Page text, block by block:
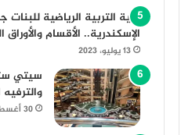
كلية التربية الرياضية للبنات
الإسكندرية.. الأقسام والأوراق
13 يوليو، 2023
سيتي
30 أغسطس، 2025